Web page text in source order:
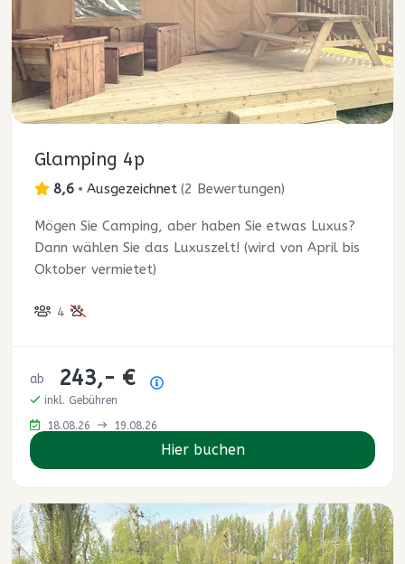
Glamping 4p
8,6 • Ausgezeichnet (2 Bewertungen)
Mögen Sie Camping, aber haben Sie etwas Luxus?
Dann wählen Sie das Luxuszelt! (wird von April bis
Oktober vermietet)
4
ab 243,- €
inkl. Gebühren
18.08.26 19.08.26
Hier buchen